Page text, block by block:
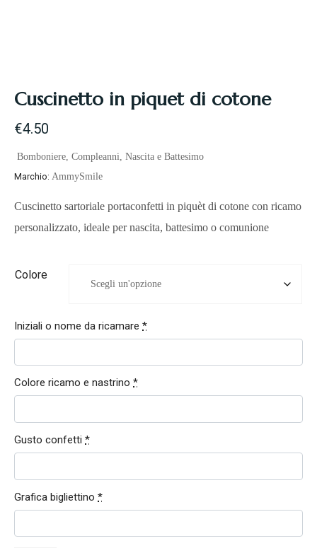
Cuscinetto in piquet di cotone
€4.50
Bomboniere, Compleanni, Nascita e Battesimo
Marchio: AmmySmile
Cuscinetto sartoriale portaconfetti in piquèt di cotone con ricamo
personalizzato, ideale per nascita, battesimo o comunione
Colore
Iniziali o nome da ricamare *
Colore ricamo e nastrino *
Gusto confetti *
Grafica bigliettino *